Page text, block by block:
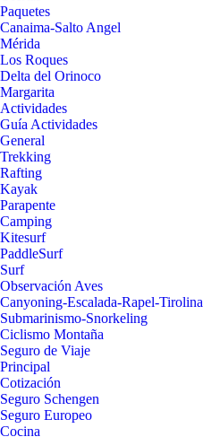
Paquetes
Canaima-Salto Angel
Mérida
Los Roques
Delta del Orinoco
Margarita
Actividades
Guía Actividades
General
Trekking
Rafting
Kayak
Parapente
Camping
Kitesurf
PaddleSurf
Surf
Observación Aves
Canyoning-Escalada-Rapel-Tirolina
Submarinismo-Snorkeling
Ciclismo Montaña
Seguro de Viaje
Principal
Cotización
Seguro Schengen
Seguro Europeo
Cocina